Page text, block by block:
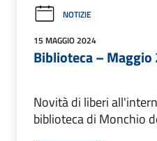
NOTIZIE
15 MAGGIO 2024
Biblioteca – Maggio
Novità di liberi
biblioteca di Monchio